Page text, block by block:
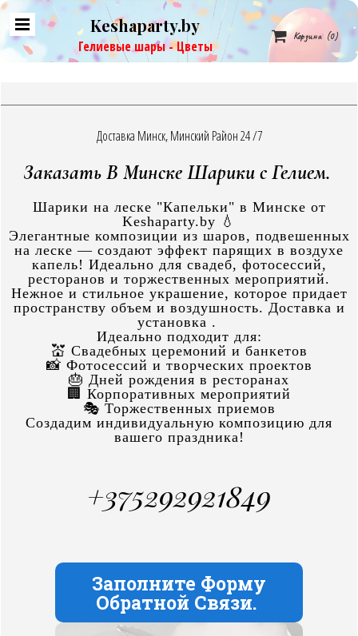
Keshaparty.by
Гелиевые шары - Цветы
 Корзина (0)
Доставка Минск, Минский Район 24 /7
Заказать В Минске Шарики с Гелием.
Шарики на леске "Капельки" в Минске от
Keshaparty.by 💧
Элегантные композиции из шаров, подвешенных
на леске — создают эффект парящих в воздухе
капель! Идеально для свадеб, фотосессий,
ресторанов и торжественных мероприятий.
Нежное и стильное украшение, которое придает
пространству объем и воздушность. Доставка и
установка .
Идеально подходит для:
💒 Свадебных церемоний и банкетов
📸 Фотосессий и творческих проектов
🎂 Дней рождения в ресторанах
🏢 Корпоративных мероприятий
🎭 Торжественных приемов
Создадим индивидуальную композицию для
вашего праздника!
+375292921849
Заполните Форму
Обратной Связи.